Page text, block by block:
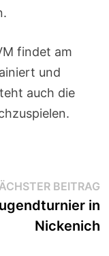
findet am
und
auch die
BEITRAG
in
Nickenich